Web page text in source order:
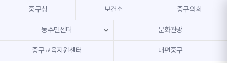
본문 내용 바로가기
주메뉴 바로가기
중구청 보건소 중구의회
동주민센터 문화관광
중구교육지원센터 내편중구